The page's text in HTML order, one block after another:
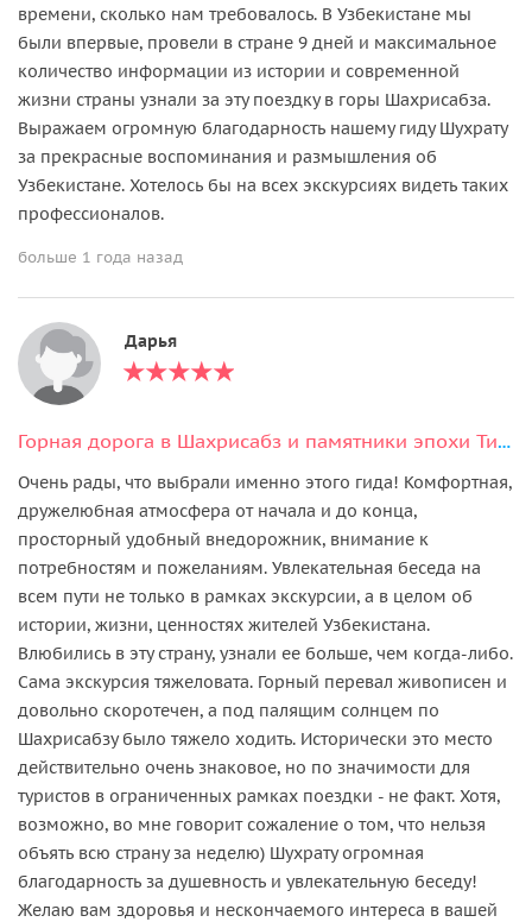
времени, сколько нам требовалось. В Узбекистане мы
были впервые, провели в стране 9 дней и максимальное
количество информации из истории и современной
жизни страны узнали за эту поездку в горы Шахрисабза.
Выражаем огромную благодарность нашему гиду Шухрату
за прекрасные воспоминания и размышления об
Узбекистане. Хотелось бы на всех экскурсиях видеть таких
профессионалов.
больше 1 года назад
Дарья
Горная дорога в Шахрисабз и памятники эпохи Тимуридов
Очень рады, что выбрали именно этого гида! Комфортная,
дружелюбная атмосфера от начала и до конца,
просторный удобный внедорожник, внимание к
потребностям и пожеланиям. Увлекательная беседа на
всем пути не только в рамках экскурсии, а в целом об
истории, жизни, ценностях жителей Узбекистана.
Влюбились в эту страну, узнали ее больше, чем когда-либо.
Сама экскурсия тяжеловата. Горный перевал живописен и
довольно скоротечен, а под палящим солнцем по
Шахрисабзу было тяжело ходить. Исторически это место
действительно очень знаковое, но по значимости для
туристов в ограниченных рамках поездки - не факт. Хотя,
возможно, во мне говорит сожаление о том, что нельзя
объять всю страну за неделю) Шухрату огромная
благодарность за душевность и увлекательную беседу!
Желаю вам здоровья и нескончаемого интереса в вашей